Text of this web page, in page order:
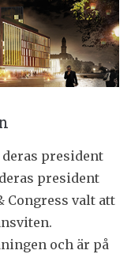
president
president
Congress valt att
och är på